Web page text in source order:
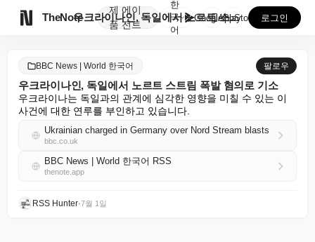
TheNote
제
품
에이
전트
우크라이나인, 독일에서 노르트 스트림 폭발 혐의로 기소
한
국
어
GooglePlay
AppStore 로그인
BBC News | World 한국어 팔로우
우크라이나인, 독일에서 노르트 스트림 폭발 혐의로 기소
우크라이나는 독일과의 관계에 심각한 영향을 미칠 수 있는 이
사건에 대한 연루를 부인하고 있습니다.
Ukrainian charged in Germany over Nord Stream blasts
bbc.co.uk
BBC News | World 한국어 RSS
thenote.app
RSS Hunter•7월 1일